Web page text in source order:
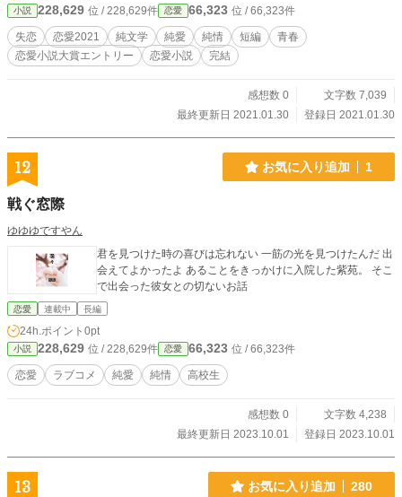
小説 228,629 位 / 228,629件 恋愛 66,323 位 / 66,323件
失恋 恋愛2021 純文学 純愛 純情 短編
青春
恋愛小説大賞エントリー
恋愛小説 完結
感想数 0
文字数 7,039
最終更新日 2021.01.30
登録日 2021.01.30
12 お気に入り追加 1
戦ぐ窓際
ゆゆゆですやん
君を見つけた時の喜びは忘れない 一筋の光を見つけたんだ 出
会えてよかったよ あることをきっかけに入院した紫苑。 そこ
で出会った彼女との切ないお話
恋愛 連載中 長編
24h.ポイント 0pt
小説 228,629 位 / 228,629件 恋愛 66,323 位 / 66,323件
恋愛 ラブコメ 純愛 純情 高校生
感想数 0
文字数 4,238
最終更新日 2023.10.01
登録日 2023.10.01
13 お気に入り追加 280